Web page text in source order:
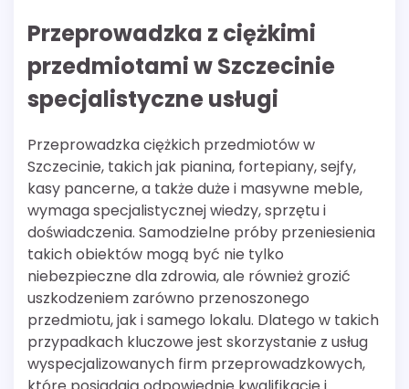
Przeprowadzka z ciężkimi
przedmiotami w Szczecinie
specjalistyczne usługi
Przeprowadzka ciężkich przedmiotów w
Szczecinie, takich jak pianina, fortepiany, sejfy,
kasy pancerne, a także duże i masywne meble,
wymaga specjalistycznej wiedzy, sprzętu i
doświadczenia. Samodzielne próby przeniesienia
takich obiektów mogą być nie tylko
niebezpieczne dla zdrowia, ale również grozić
uszkodzeniem zarówno przenoszonego
przedmiotu, jak i samego lokalu. Dlatego w takich
przypadkach kluczowe jest skorzystanie z usług
wyspecjalizowanych firm przeprowadzkowych,